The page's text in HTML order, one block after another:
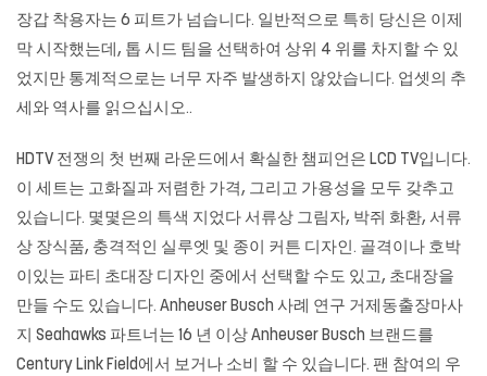
장갑 착용자는 6 피트가 넘습니다. 일반적으로 특히 당신은 이제
막 시작했는데, 톱 시드 팀을 선택하여 상위 4 위를 차지할 수 있
었지만 통계적으로는 너무 자주 발생하지 않았습니다. 업셋의 추
세와 역사를 읽으십시오..
HDTV 전쟁의 첫 번째 라운드에서 확실한 챔피언은 LCD TV입니다.
이 세트는 고화질과 저렴한 가격, 그리고 가용성을 모두 갖추고
있습니다. 몇몇은의 특색 지었다 서류상 그림자, 박쥐 화환, 서류
상 장식품, 충격적인 실루엣 및 종이 커튼 디자인. 골격이나 호박
이있는 파티 초대장 디자인 중에서 선택할 수도 있고, 초대장을
만들 수도 있습니다. Anheuser Busch 사례 연구 거제동출장마사
지 Seahawks 파트너는 16 년 이상 Anheuser Busch 브랜드를
Century Link Field에서 보거나 소비 할 수 있습니다. 팬 참여의 우